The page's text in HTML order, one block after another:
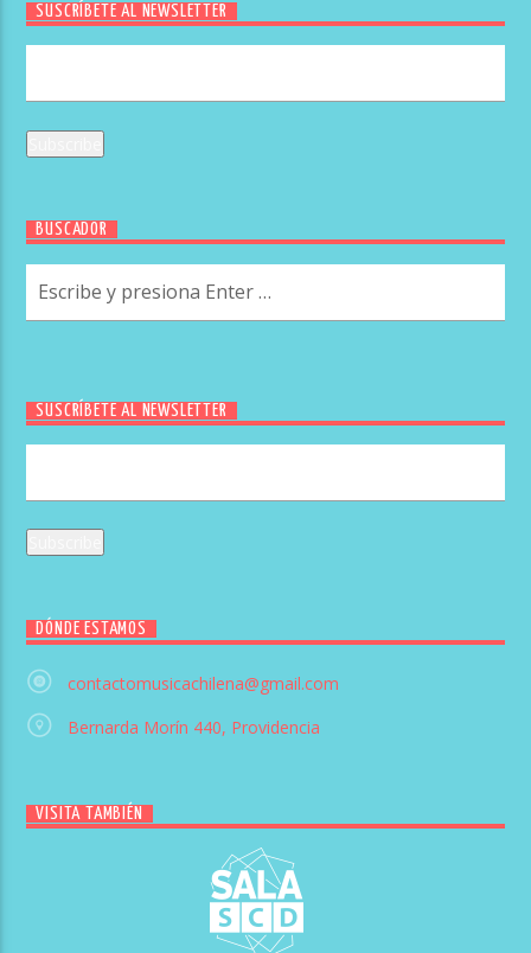
SUSCRÍBETE AL NEWSLETTER
BUSCADOR
SUSCRÍBETE AL NEWSLETTER
DÓNDE ESTAMOS
contactomusicachilena@gmail.com
Bernarda Morín 440, Providencia
VISITA TAMBIÉN